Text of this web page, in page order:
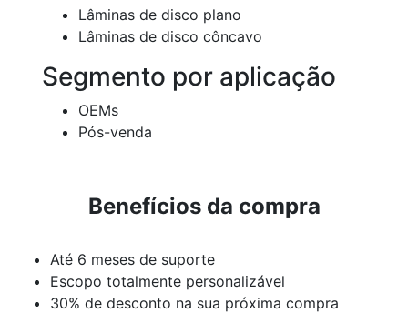
Lâminas de disco plano
Lâminas de disco côncavo
Segmento por aplicação
OEMs
Pós-venda
Benefícios da compra
Até 6 meses de suporte
Escopo totalmente personalizável
30% de desconto na sua próxima compra